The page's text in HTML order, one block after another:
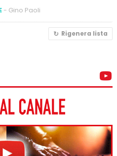
- Gino Paoli
Rigenera lista